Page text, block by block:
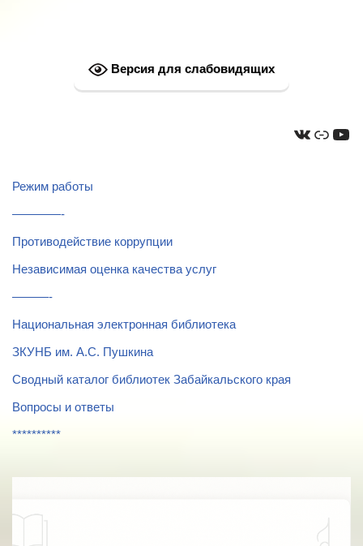
Версия для слабовидящих
Режим работы
————-
Противодействие коррупции
Независимая оценка качества услуг
———-
Национальная электронная библиотека
ЗКУНБ им. А.С. Пушкина
Сводный каталог библиотек Забайкальского края
Вопросы и ответы
**********